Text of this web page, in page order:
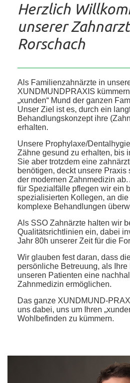
Herzlich
unserer
Rorschach
Als Familienzahnärzte in
XUNDMUNDPRAXIS
„xunden“ Mund der ganzen
Unser Ziel ist es, durch ein
Behandlungskonzept ihre
erhalten.
Unsere Prophylaxe/
Zähne gesund zu erhalten, bis
Sie aber trotzdem eine
benötigen, deckt unsere
der modernen Zahnmedizin
für Spezialfälle pflegen wir ein
spezialisierten Kollegen, an
komplexe Behandlungen
Als SSO Zahnärzte halten wir
Qualitätsrichtlinien ein, dabei
Jahr 80h unserer Zeit für die
Wir glauben fest daran, dass
persönliche Betreuung, als
unseren Patienten eine
Zahnmedizin ermöglichen.
Das ganze XUNDMUND-
uns dabei, uns um Ihren
Wohlbefinden zu kümmern.